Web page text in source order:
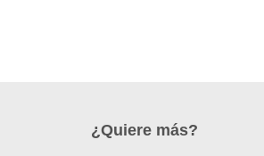
¿Quiere más?